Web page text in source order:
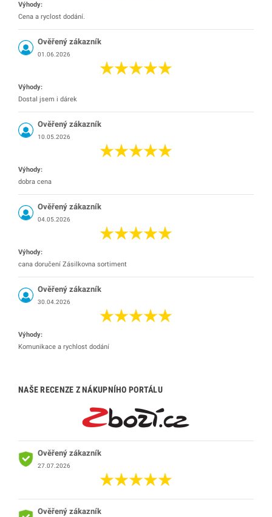
Výhody:
Cena a ryclost dodání.
Ověřený zákazník
01.06.2026
Výhody:
Dostal jsem i dárek
Ověřený zákazník
10.05.2026
Výhody:
dobra cena
Ověřený zákazník
04.05.2026
Výhody:
cana doručení Zásilkovna sortiment
Ověřený zákazník
30.04.2026
Výhody:
Komunikace a rychlost dodání
NAŠE RECENZE Z NÁKUPNÍHO PORTÁLU
Ověřený zákazník
27.07.2026
Ověřený zákazník